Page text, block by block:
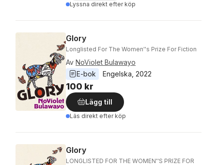
Lyssna direkt efter köp
Glory
Longlisted For The Women''s Prize For Fiction
Av NoViolet Bulawayo
E-bok
Engelska 2022
100 kr
Lägg till
Läs direkt efter köp
Glory
LONGLISTED FOR THE WOMEN''S PRIZE FOR